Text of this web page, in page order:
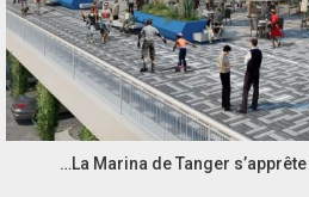
La Marina de Tanger